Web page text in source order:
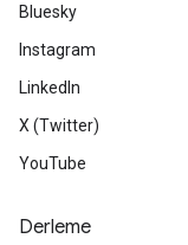
Bluesky
Instagram
LinkedIn
X (Twitter)
YouTube
Derleme